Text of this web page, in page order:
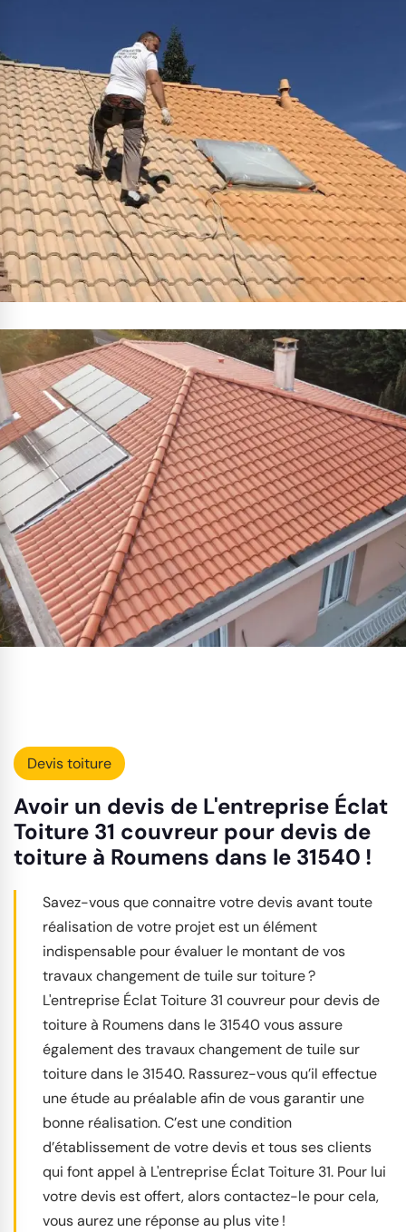
Devis toiture
Avoir un devis de L'entreprise Éclat
Toiture 31 couvreur pour devis de
toiture à Roumens dans le 31540 !
Savez-vous que connaitre votre devis avant toute
réalisation de votre projet est un élément
indispensable pour évaluer le montant de vos
travaux changement de tuile sur toiture ?
L'entreprise Éclat Toiture 31 couvreur pour devis de
toiture à Roumens dans le 31540 vous assure
également des travaux changement de tuile sur
toiture dans le 31540. Rassurez-vous qu’il effectue
une étude au préalable afin de vous garantir une
bonne réalisation. C’est une condition
d’établissement de votre devis et tous ses clients
qui font appel à L'entreprise Éclat Toiture 31. Pour lui
votre devis est offert, alors contactez-le pour cela,
vous aurez une réponse au plus vite !